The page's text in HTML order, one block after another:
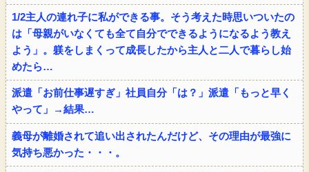
1/2主人の連れ子に私ができる事。そう考えた時思いついたの
は「母親がいなくても全て自分でできるようになるよう教え
よう」。躾をしまくって成長したから主人と二人で暮らし始
めたら…
派遣「お前仕事遅すぎ」社員自分「は？」派遣「もっと早く
やって」→結果…
義母が離婚されて追い出されたんだけど、その理由が最強に
気持ち悪かった・・・。